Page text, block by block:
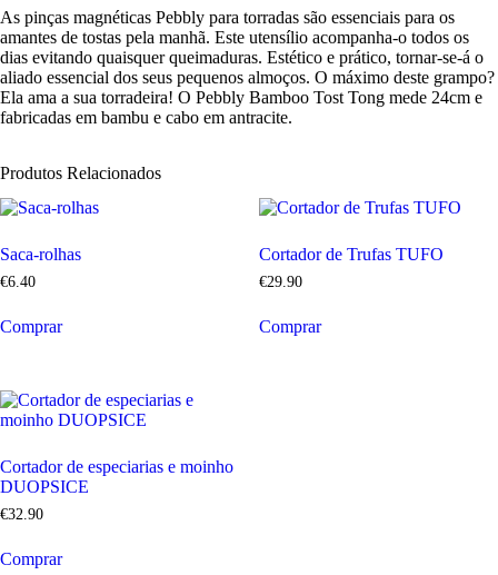
As pinças magnéticas Pebbly para torradas são essenciais para os
amantes de tostas pela manhã. Este utensílio acompanha-o todos os
dias evitando quaisquer queimaduras. Estético e prático, tornar-se-á o
aliado essencial dos seus pequenos almoços. O máximo deste grampo?
Ela ama a sua torradeira! O Pebbly Bamboo Tost Tong mede 24cm e
fabricadas em bambu e cabo em antracite.
Produtos Relacionados
Saca-rolhas
€6.40
Comprar
Cortador de Trufas TUFO
€29.90
Comprar
Cortador de especiarias e moinho
DUOPSICE
€32 90
Comprar